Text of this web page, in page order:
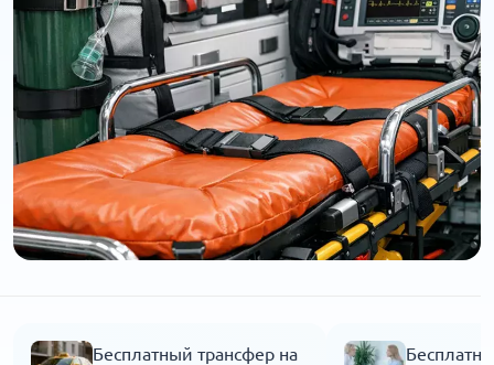
Бесплатный трансфер на